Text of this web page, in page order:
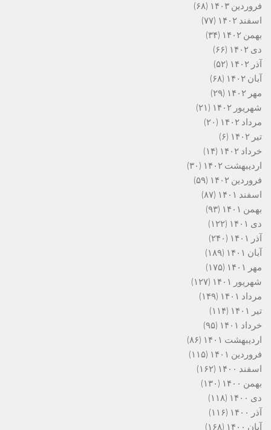
فروردین ۱۴۰۳
(۶۸)
اسفند ۱۴۰۲
(۷۷)
بهمن ۱۴۰۲
(۳۴)
دی ۱۴۰۲
(۶۶)
آذر ۱۴۰۲
(۵۲)
آبان ۱۴۰۲
(۶۸)
مهر ۱۴۰۲
(۲۹)
شهریور ۱۴۰۲
(۲۱)
مرداد ۱۴۰۲
(۲۰)
تیر ۱۴۰۲
(۶)
خرداد ۱۴۰۲
(۱۴)
اردیبهشت ۱۴۰۲
(۳۰)
فروردین ۱۴۰۲
(۵۹)
اسفند ۱۴۰۱
(۸۷)
بهمن ۱۴۰۱
(۹۳)
دی ۱۴۰۱
(۱۲۲)
آذر ۱۴۰۱
(۲۴۰)
آبان ۱۴۰۱
(۱۸۹)
مهر ۱۴۰۱
(۱۷۵)
شهریور ۱۴۰۱
(۱۲۷)
مرداد ۱۴۰۱
(۱۴۹)
تیر ۱۴۰۱
(۱۱۴)
خرداد ۱۴۰۱
(۹۵)
اردیبهشت ۱۴۰۱
(۸۶)
فروردین ۱۴۰۱
(۱۱۵)
اسفند ۱۴۰۰
(۱۶۲)
بهمن ۱۴۰۰
(۱۳۰)
دی ۱۴۰۰
(۱۱۸)
آذر ۱۴۰۰
(۱۱۶)
آبان ۱۴۰۰
(۱۶۸)